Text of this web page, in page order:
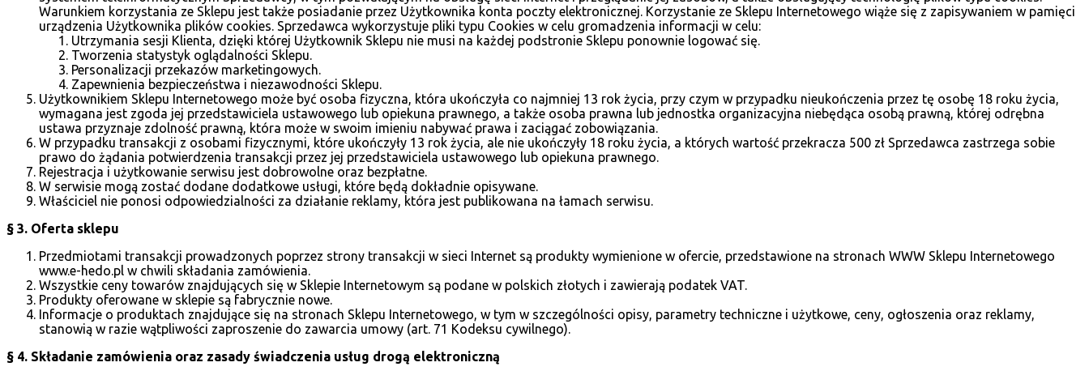
Warunkiem korzystania ze Sklepu jest także posiadanie przez Użytkownika konta poczty elektronicznej. Korzystanie ze Sklepu Internetowego wiąże się z zapisywaniem w pamięci
urządzenia Użytkownika plików cookies. Sprzedawca wykorzystuje pliki typu Cookies w celu gromadzenia informacji w celu:
Utrzymania sesji Klienta, dzięki której Użytkownik Sklepu nie musi na każdej podstronie Sklepu ponownie logować się.
Tworzenia statystyk oglądalności Sklepu.
Personalizacji przekazów marketingowych.
Zapewnienia bezpieczeństwa i niezawodności Sklepu.
Użytkownikiem Sklepu Internetowego może być osoba fizyczna, która ukończyła co najmniej 13 rok życia, przy czym w przypadku nieukończenia przez tę osobę 18 roku życia,
wymagana jest zgoda jej przedstawiciela ustawowego lub opiekuna prawnego, a także osoba prawna lub jednostka organizacyjna niebędąca osobą prawną, której odrębna
ustawa przyznaje zdolność prawną, która może w swoim imieniu nabywać prawa i zaciągać zobowiązania.
W przypadku transakcji z osobami fizycznymi, które ukończyły 13 rok życia, ale nie ukończyły 18 roku życia, a których wartość przekracza 500 zł Sprzedawca zastrzega sobie
prawo do żądania potwierdzenia transakcji przez jej przedstawiciela ustawowego lub opiekuna prawnego.
Rejestracja i użytkowanie serwisu jest dobrowolne oraz bezpłatne.
W serwisie mogą zostać dodane dodatkowe usługi, które będą dokładnie opisywane.
Właściciel nie ponosi odpowiedzialności za działanie reklamy, która jest publikowana na łamach serwisu.
§ 3. Oferta sklepu
Przedmiotami transakcji prowadzonych poprzez strony transakcji w sieci Internet są produkty wymienione w ofercie, przedstawione na stronach WWW Sklepu Internetowego
www.e-hedo.pl w chwili składania zamówienia.
Wszystkie ceny towarów znajdujących się w Sklepie Internetowym są podane w polskich złotych i zawierają podatek VAT.
Produkty oferowane w sklepie są fabrycznie nowe.
Informacje o produktach znajdujące się na stronach Sklepu Internetowego, w tym w szczególności opisy, parametry techniczne i użytkowe, ceny, ogłoszenia oraz reklamy,
stanowią w razie wątpliwości zaproszenie do zawarcia umowy (art. 71 Kodeksu cywilnego).
§ 4. Składanie zamówienia oraz zasady świadczenia usług drogą elektroniczną